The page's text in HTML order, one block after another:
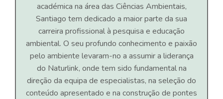
académica na área das Ciências Ambientais,
Santiago tem dedicado a maior parte da sua
carreira profissional à pesquisa e educação
ambiental. O seu profundo conhecimento e paixão
pelo ambiente levaram-no a assumir a liderança
do Naturlink, onde tem sido fundamental na
direção da equipa de especialistas, na seleção do
conteúdo apresentado e na construção de pontes